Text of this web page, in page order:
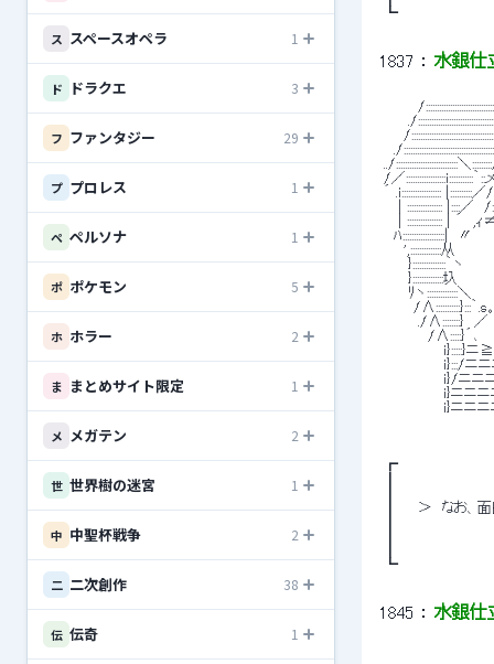
ス スペースオペラ 1
ド ドラクエ 3
フ ファンタジー 29
プ プロレス 1
ペ ペルソナ 1
ポ ポケモン 5
ホ ホラー 2
ま まとめサイト限定 1
メ メガテン 2
世 世界樹の迷宮 1
中 中聖杯戦争 2
二 二次創作 38
伝 伝奇 1
┗
1837 ： 水銀仕
/
./
/
./
../::::::::::::::::::::::::::::＼
/／::::::::::::::::::i:::::::::::｀
´ .i:::::::::::::::::: |::::::::::
| :::::::::::::::: |::::／　/:
| :::::::::::::::: | ´　,ｨ
ﾊ:::::::::::::::::::|　〃　　
',::::::::::::::从　　　　
}:::::::::::::::｀ヽ　　
}::::::::::::::圦　　　　
ﾘヽ::::::::::::::＼　　
/∧:::::::::::}:::｀.s。　
./∧::::::::}　／　
/∧:::::}´､　　　
i}:::::}ニ≧s。　
i}:::/ニニニニ
i}/ニニニニニ
i}ニニニニニ
i}ニニニニニ
┏
┃　　＞　なお、
┗
1845 ： 水銀仕